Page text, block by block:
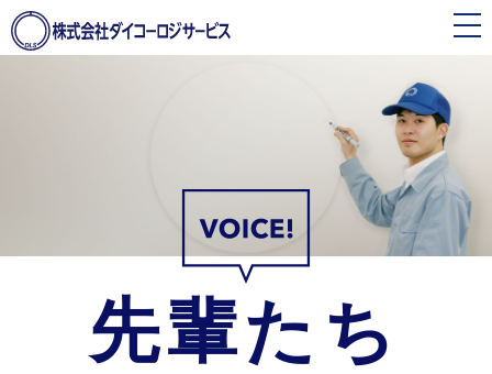
toggle
navigation
先輩たち